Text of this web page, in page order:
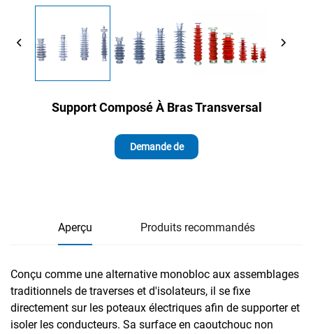
Support Composé À Bras Transversal
Demande de
Aperçu Produits recommandés
Conçu comme une alternative monobloc aux assemblages
traditionnels de traverses et d'isolateurs, il se fixe
directement sur les poteaux électriques afin de supporter et
isoler les conducteurs. Sa surface en caoutchouc non